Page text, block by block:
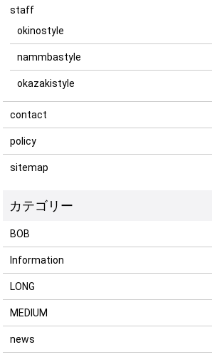
staff
okinostyle
nammbastyle
okazakistyle
contact
policy
sitemap
BOB
Information
LONG
MEDIUM
news